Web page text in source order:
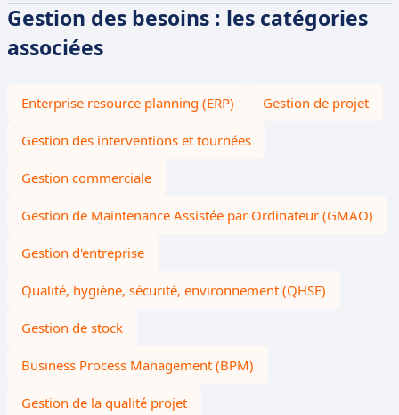
Gestion des besoins : les catégories
associées
Enterprise resource planning (ERP) Gestion de projet
Gestion des interventions et tournées
Gestion commerciale
Gestion de Maintenance Assistée par Ordinateur (GMAO)
Gestion d'entreprise
Qualité, hygiène, sécurité, environnement (QHSE)
Gestion de stock
Business Process Management (BPM)
Gestion de la qualité projet